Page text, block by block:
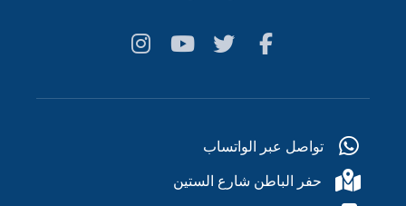
تواصل عبر الواتساب
حفر الباطن شارع الستين